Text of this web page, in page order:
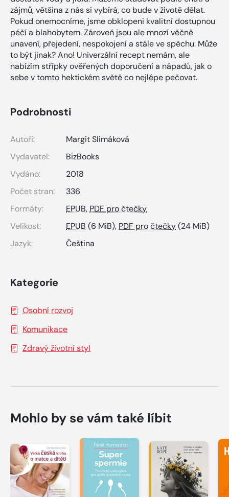
zájmů, většina z nás si vybírá, co bude v životě dělat.
Pokud onemocníme, jsme obklopeni kvalitní dostupnou
péčí a blahobytem. Zároveň jsou ale mnozí věčně
unavení, přejedení, nespokojení a stále ve spěchu. Může
to být jinak? Ano! Univerzální recept nemám, ale
nabízím střípky ověřených doporučení a nápadů, jak o
sebe v tomto hektickém světě co nejlépe pečovat.
Podrobnosti
Autoři:
Margit Slimáková
Vydavatel:
BizBooks
Vydáno:
2018
Počet stran:
336
Formáty:
EPUB,PDF pro čtečky
Velikost:
EPUB (6 MiB),PDF pro čtečky(24 MiB)
Jazyk:
Čeština
Kategorie
Osobní rozvoj
Komunikace
Zdravý životní styl
Mohlo by se vám také líbit